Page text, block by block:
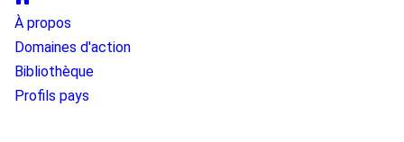
navigation
À propos
Domaines d'action
Bibliothèque
Profils pays